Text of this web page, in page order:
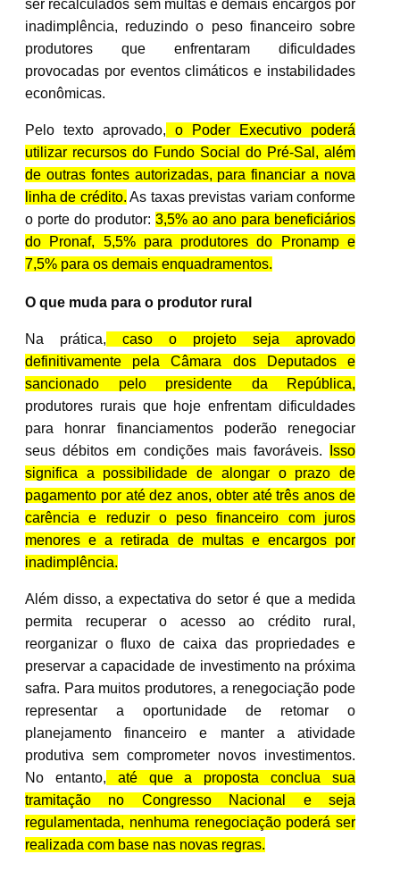
ser recalculados sem multas e demais encargos por
inadimplência, reduzindo o peso financeiro sobre
produtores que enfrentaram dificuldades
provocadas por eventos climáticos e instabilidades
econômicas.
Pelo texto aprovado, o Poder Executivo poderá
utilizar recursos do Fundo Social do Pré-Sal, além
de outras fontes autorizadas, para financiar a nova
linha de crédito. As taxas previstas variam conforme
o porte do produtor: 3,5% ao ano para beneficiários
do Pronaf, 5,5% para produtores do Pronamp e
7,5% para os demais enquadramentos.
O que muda para o produtor rural
Na prática, caso o projeto seja aprovado
definitivamente pela Câmara dos Deputados e
sancionado pelo presidente da República,
produtores rurais que hoje enfrentam dificuldades
para honrar financiamentos poderão renegociar
seus débitos em condições mais favoráveis.
Isso
significa a possibilidade de alongar o prazo de
pagamento por até dez anos, obter até três anos de
carência e reduzir o peso financeiro com juros
menores e a retirada de multas e encargos por
inadimplência.
Além disso, a expectativa do setor é que a medida
permita recuperar o acesso ao crédito rural,
reorganizar o fluxo de caixa das propriedades e
preservar a capacidade de investimento na próxima
safra. Para muitos produtores, a renegociação pode
representar a oportunidade de retomar o
planejamento financeiro e manter a atividade
produtiva sem comprometer novos investimentos.
No entanto, até que a proposta conclua sua
tramitação no Congresso Nacional e seja
regulamentada, nenhuma renegociação poderá ser
realizada com base nas novas regras.